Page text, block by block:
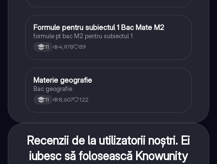
Matematică
Formule pentru subiectul 1 Bac Mate M2
formule pt bac M2 pentru subiectul 1
11 4,978 89
Geografie
Materie geografie
Bac geografie
11 8,607 122
Recenzii de la utilizatorii noștri. Ei
iubesc să folosească Knowunity